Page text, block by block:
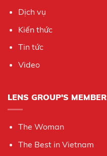
Dịch vụ
Kiến thức
Tin tức
Video
LENS GROUP'S MEMBER
The Woman
The Best in Vietnam